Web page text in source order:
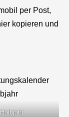
per Post,
kopieren und